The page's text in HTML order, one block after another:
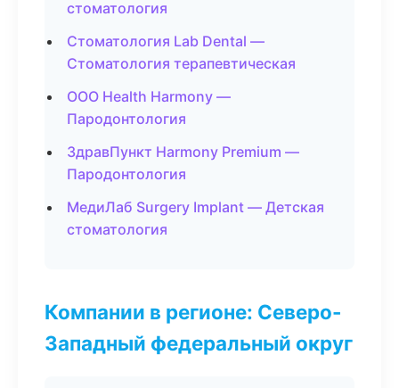
стоматология
Стоматология Lab Dental —
Стоматология терапевтическая
ООО Health Harmony —
Пародонтология
ЗдравПункт Harmony Premium —
Пародонтология
МедиЛаб Surgery Implant — Детская
стоматология
Компании в регионе: Северо-
Западный федеральный округ